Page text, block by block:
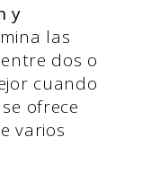
y
las
dos o
cuando
ofrece
varios